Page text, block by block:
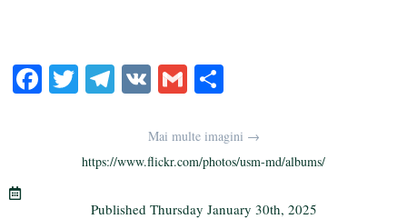
Fa T
r
Te
a
m
V G
ailre
Mai multe imagini →
https://www.flickr.com/photos/usm-md/albums/
Published Thursday January 30th, 2025